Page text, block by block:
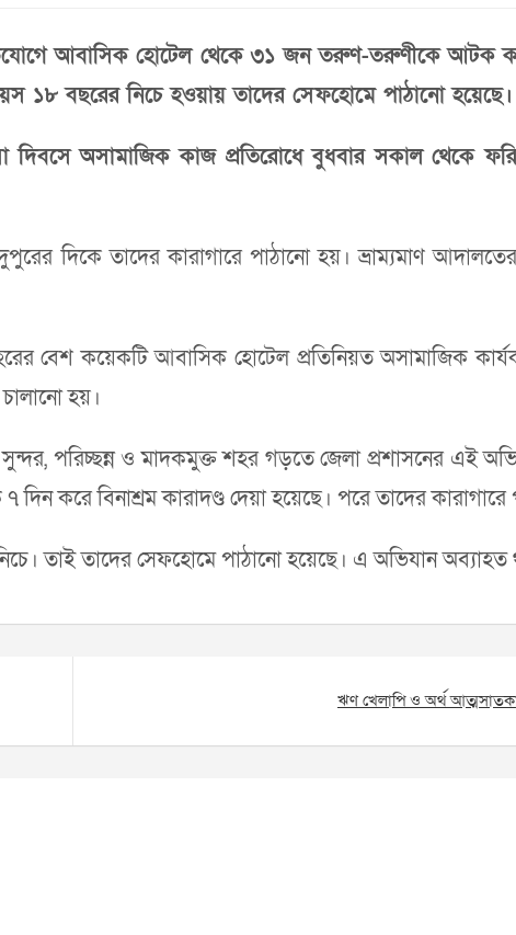
আবাসিক হোটেল থেকে ৩১ জন তরুণ-তরুণীকে আটক
১৮ বছরের নিচে হওয়ায় তাদের সেফহোমে পাঠানো হয়েছে।
দিবসে অসামাজিক কাজ প্রতিরোধে বুধবার সকাল থেকে
তাদের কারাগারে পাঠানো হয়। ভ্রাম্যমাণ
বেশ কয়েকটি আবাসিক হোটেল প্রতিনিয়ত অসামাজিক
হয়।
সুন্দর, পরিচ্ছন্ন ও মাদকমুক্ত শহর গড়তে জেলা প্রশাসনের এই
করে বিনাশ্রম কারাদণ্ড দেয়া হয়েছে। পরে তাদের কারাগারে
তাই তাদের সেফহোমে পাঠানো হয়েছে। এ অভিযান অব্যাহত
ঋণ খেলাপি ও অর্থ